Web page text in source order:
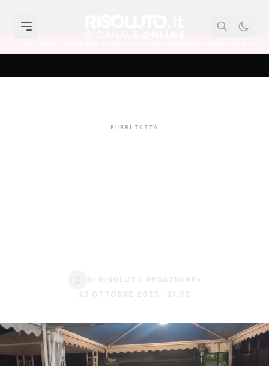
DI RISOLUTO REDAZIONE •
25 OTTOBRE 2023 · 21:32